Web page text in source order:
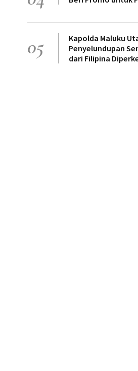
05
Kapolda Maluku
Penyelundupan
dari Filipina